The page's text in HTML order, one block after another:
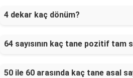
4 dekar kaç dönüm?
64 sayısının kaç tane pozitif tam
50 ile 60 arasında kaç tane asal